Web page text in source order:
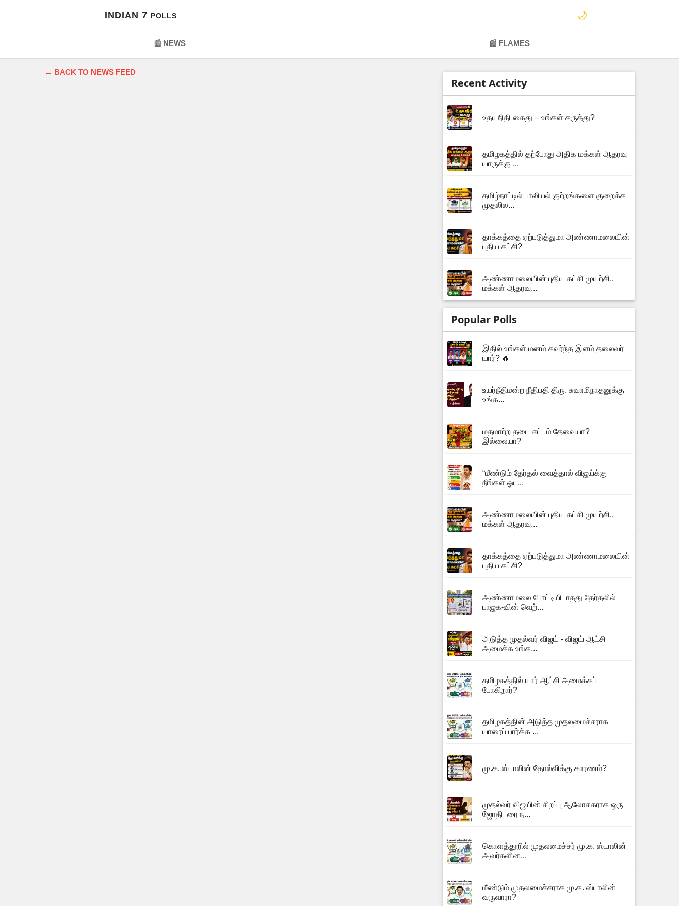
INDIAN 7 POLLS 🌙
📰 NEWS 📰 FLAMES
← BACK TO NEWS FEED
Recent Activity
உதயநிதி கைது – உங்கள் கருத்து?
தமிழகத்தில் தற்போது அதிக மக்கள் ஆதரவு
யாருக்கு ...
தமிழ்நாட்டில் பாலியல் குற்றங்களை குறைக்க
முதலில...
தாக்கத்தை ஏற்படுத்துமா அண்ணாமலையின்
புதிய கட்சி?
அண்ணாமலையின் புதிய கட்சி முயற்சி..
மக்கள் ஆதரவு...
Popular Polls
இதில் உங்கள் மனம் கவர்ந்த இளம் தலைவர்
யார்? 🔥
உயர்நீதிமன்ற நீதிபதி திரு. சுவாமிநாதனுக்கு
உங்க...
மதமாற்ற தடை சட்டம் தேவையா?
இல்லையா?
“மீண்டும் தேர்தல் வைத்தால் விஜய்க்கு
நீங்கள் ஓட...
அண்ணாமலையின் புதிய கட்சி முயற்சி..
மக்கள் ஆதரவு...
தாக்கத்தை ஏற்படுத்துமா அண்ணாமலையின்
புதிய கட்சி?
அண்ணாமலை போட்டியிடாதது தேர்தலில்
பாஜக-வின் வெற்...
அடுத்த முதல்வர் விஜய் - விஜய் ஆட்சி
அமைக்க உங்க...
தமிழகத்தில் யார் ஆட்சி அமைக்கப்
போகிறார்?
தமிழகத்தின் அடுத்த முதலமைச்சராக
யாரைப் பார்க்க ...
மு.க. ஸ்டாலின் தோல்விக்கு காரணம்?
முதல்வர் விஜயின் சிறப்பு ஆலோசகராக ஒரு
ஜோதிடரை ந...
கொளத்தூரில் முதலமைச்சர் மு.க. ஸ்டாலின்
அவர்களின...
மீண்டும் முதலமைச்சராக மு.க. ஸ்டாலின்
வருவாரா?